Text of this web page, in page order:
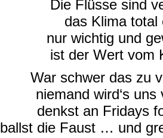
Die Flüsse sind
das Klima total
nur wichtig und
ist der Wert vom
War schwer das zu
niemand wird‘s uns
denkst an Fridays
ballst die Faust … und